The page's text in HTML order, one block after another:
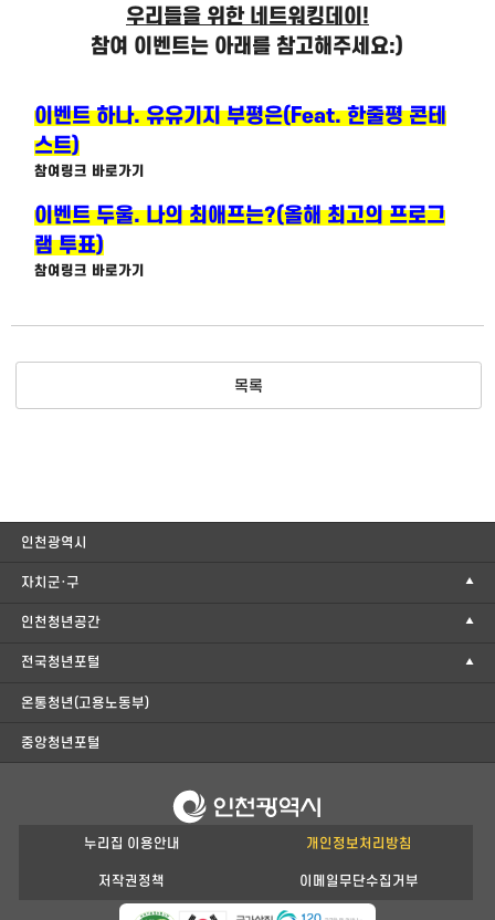
우리들을 위한 네트워킹데이!
참여 이벤트는 아래를 참고해주세요:)
이벤트 하나. 유유기지 부평은(Feat. 한줄평 콘테
스트)
참여링크 바로가기
이벤트 두울. 나의 최애프는?(올해 최고의 프로그
램 투표)
참여링크 바로가기
목록
인천광역시
자치군·구
인천청년공간
전국청년포털
온통청년(고용노동부)
중앙청년포털
누리집 이용안내 개인정보처리방침
저작권정책 이메일무단수집거부